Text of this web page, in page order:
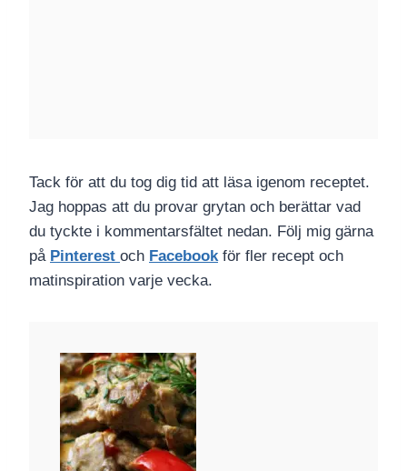
Tack för att du tog dig tid att läsa igenom receptet.
Jag hoppas att du provar grytan och berättar vad
du tyckte i kommentarsfältet nedan. Följ mig gärna
på Pinterest och Facebookför fler recept och
matinspiration varje vecka.